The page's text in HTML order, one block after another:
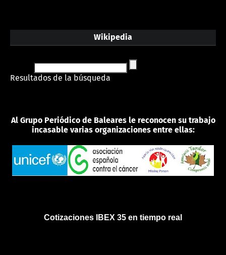
Wikipedia
Resultados de la búsqueda
Al Grupo Periódico de Baleares le reconocen su trabajo
incasable varias organizaciones entre ellas:
Cotizaciones IBEX 35 en tiempo real